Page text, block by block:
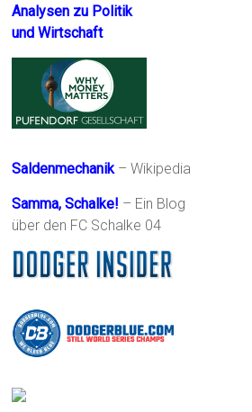
Analysen zu Politik
und Wirtschaft
Saldenmechanik – Wikipedia
Samma, Schalke! – Ein Blog
über den FC Schalke 04